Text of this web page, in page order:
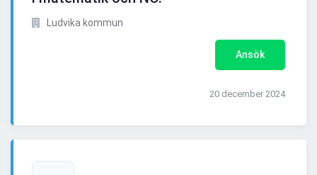
Ludvika kommun
Ansök
20 december 2024